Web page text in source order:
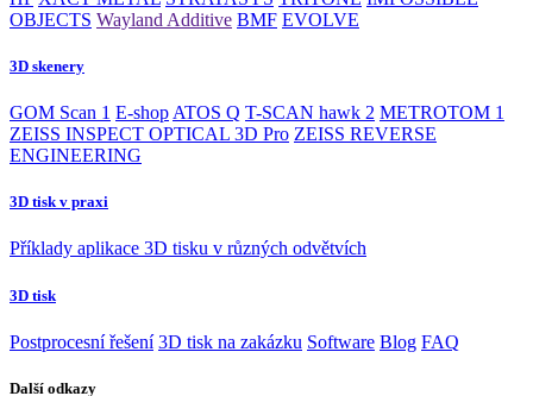
OBJECTS Wayland Additive BMF EVOLVE
3D skenery
GOM Scan 1 E-shop ATOS Q T-SCAN hawk 2 METROTOM 1
ZEISS INSPECT OPTICAL 3D Pro ZEISS REVERSE
ENGINEERING
3D tisk v praxi
Příklady aplikace 3D tisku v různých odvětvích
3D tisk
Postprocesní řešení 3D tisk na zakázku Software Blog FAQ
Další odkazy